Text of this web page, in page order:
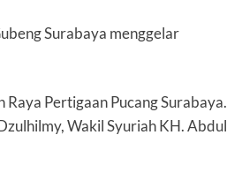
Surabaya menggelar
Pertigaan Pucang Surabaya.
Wakil Syuriah KH. Abdul